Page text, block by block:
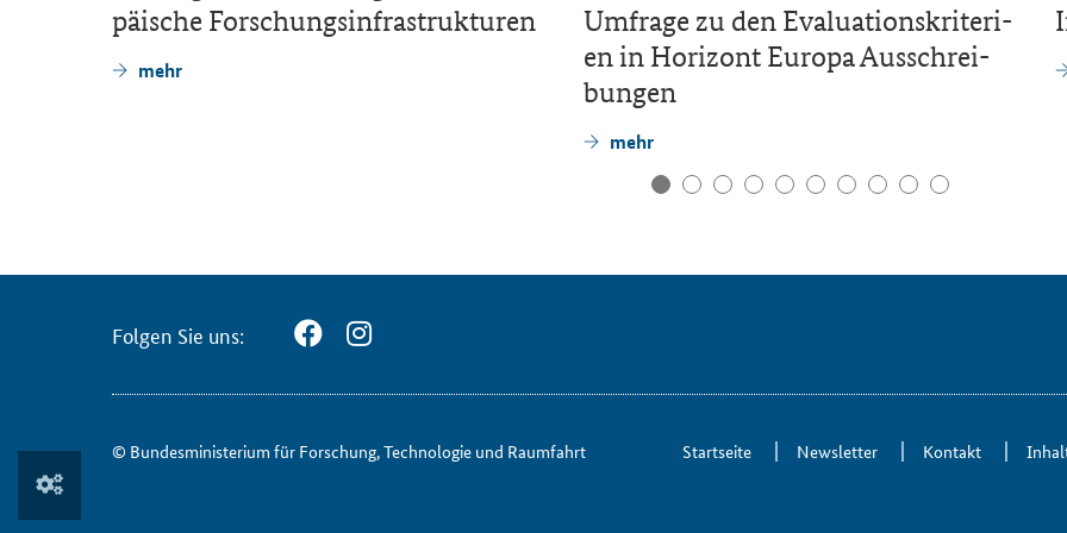
päi­sche For­schungs­in­fra­struk­tu­ren
mehr
Um­fra­ge zu den Eva­lua­ti­ons­kri­te­ri­
en in Ho­ri­zont Eu­ro­pa Aus­schrei­
bun­gen
mehr
Fol­gen Sie uns:
© Bun­des­mi­nis­te­ri­um für ­For­schung, Tech­no­lo­gie und Raum­fahrt Start­sei­te News­let­ter Kon­takt